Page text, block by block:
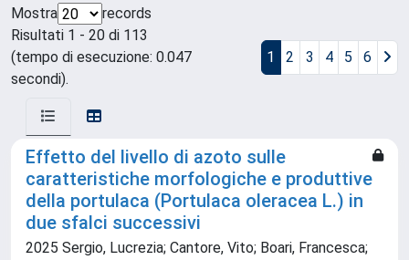
Mostra
records
Risultati 1 - 20 di 113
(tempo di esecuzione: 0.047
secondi).
1 2 3 4 5 6
Effetto del livello di azoto sulle
caratteristiche morfologiche e produttive
della portulaca (Portulaca oleracea L.) in
due sfalci successivi
2025 Sergio, Lucrezia; Cantore, Vito; Boari, Francesca;